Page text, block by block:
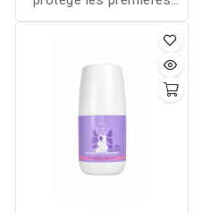
dents définitives des
caries grâce à sa formule
au fluor et son goût
bubble gum apprécié des
enfants.